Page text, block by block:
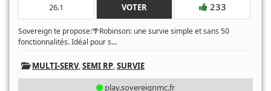
26.1 VOTER 233
Sovereign te propose:🌴Robinson: une survie simple et sans 50
fonctionnalités. Idéal pour s...
MULTI-SERV,SEMI RP,SURVIE
play.sovereignmc.fr